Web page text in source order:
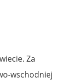
Za
wschodniej